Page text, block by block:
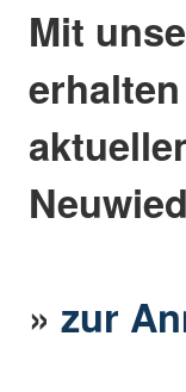
Mit
»zur